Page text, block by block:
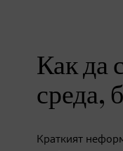
Как да
среда,
Краткият